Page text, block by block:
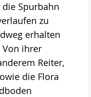
Spurbahn
zu
erhalten
Von ihrer
Reiter,
die Flora